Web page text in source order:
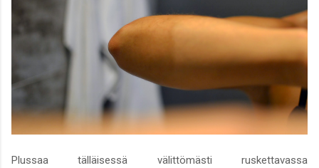
Plussaa tälläisessä välittömästi ruskettavassa